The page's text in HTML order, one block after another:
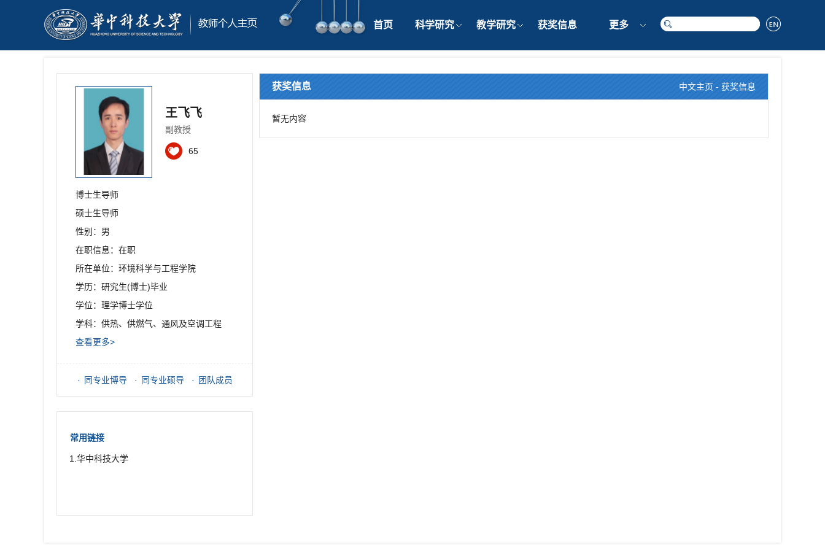
首页 科学研究 教学研究 获奖信息 更多
王飞飞
副教授
65
博士生导师
硕士生导师
性别：男
在职信息：在职
所在单位：环境科学与工程学院
学历：研究生(博士)毕业
学位：理学博士学位
学科：供热、供燃气、通风及空调工程
查看更多>
同专业博导 同专业硕导 团队成员
常用链接
1.华中科技大学
获奖信息 中文主页 - 获奖信息
暂无内容